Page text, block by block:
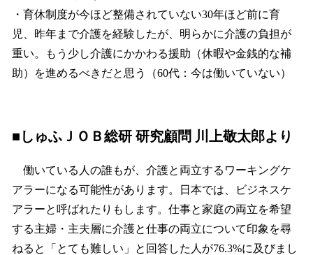
・育休制度が今ほど整備されていない30年ほど前に育
児、昨年まで介護を経験したが、明らかに介護の負担が
重い。もう少し介護にかかわる援助（休暇や金銭的な補
助）を進めるべきだと思う（60代：今は働いていない）
■しゅふＪＯＢ総研 研究顧問 川上敬太郎より
働いている人の誰もが、介護と両立するワーキングケ
アラーになる可能性があります。日本では、ビジネスケ
アラーと呼ばれたりもします。仕事と家庭の両立を希望
する主婦・主夫層に介護と仕事の両立について印象を尋
ねると「とても難しい」と回答した人が76.3%に及びまし